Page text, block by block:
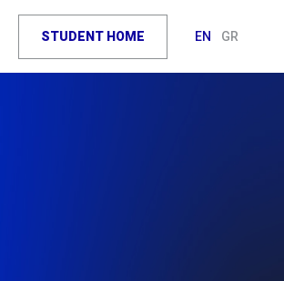
STUDENT HOME EN GR